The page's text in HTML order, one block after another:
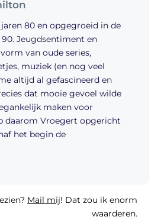
80 en opgegroeid in de
Jeugdsentiment en
van oude series,
muziek (en nog veel
altijd al gefascineerd en
dat mooie gevoel wilde
maken voor
daarom Vroegert opgericht
het begin de
Mail mij! Dat zou ik enorm
waarderen.